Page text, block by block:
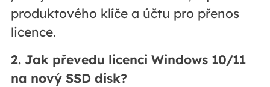
produktového klíče a účtu pro přenos
licence.
2. Jak převedu licenci Windows 10/11
na nový SSD disk?